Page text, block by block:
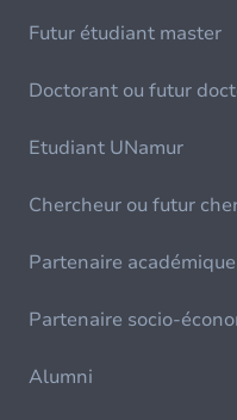
Futur étudiant master
Doctorant ou futur
Etudiant UNamur
Chercheur ou futur
Partenaire académique
Partenaire socio-
Alumni